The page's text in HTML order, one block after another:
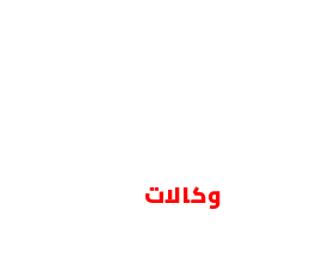
وكالات